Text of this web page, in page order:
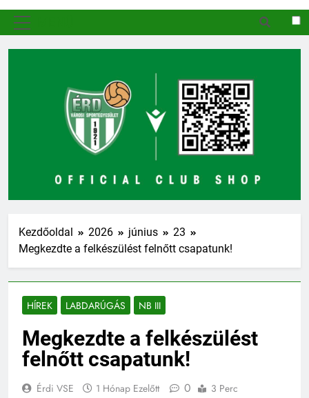
Kezdőoldal 2026 június
23
Megkezdte a felkészülést felnőtt csapatunk!
HÍREK LABDARÚGÁS NB III
Megkezdte a felkészülést
felnőtt csapatunk!
Érdi VSE 1 Hónap Ezelőtt 0 3 Perc